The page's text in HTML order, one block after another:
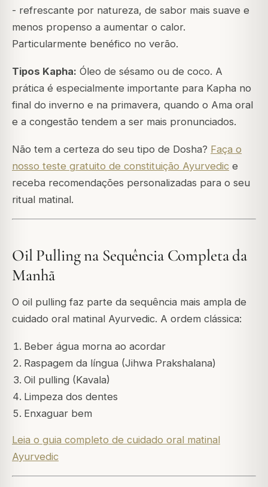
- refrescante por natureza, de sabor mais suave e
menos propenso a aumentar o calor.
Particularmente benéfico no verão.
Tipos Kapha: Óleo de sésamo ou de coco. A
prática é especialmente importante para Kapha no
final do inverno e na primavera, quando o Ama oral
e a congestão tendem a ser mais pronunciados.
Não tem a certeza do seu tipo de Dosha? Faça o
nosso teste gratuito de constituição Ayurvedic e
receba recomendações personalizadas para o seu
ritual matinal.
Oil Pulling na Sequência Completa da
Manhã
O oil pulling faz parte da sequência mais ampla de
cuidado oral matinal Ayurvedic. A ordem clássica:
Beber água morna ao acordar
Raspagem da língua (Jihwa Prakshalana)
Oil pulling (Kavala)
Limpeza dos dentes
Enxaguar bem
Leia o guia completo de cuidado oral matinal
Ayurvedic